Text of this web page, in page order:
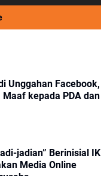
Unggahan Facebook,
kepada PDA dan
jadian” Berinisial IK
Media Online